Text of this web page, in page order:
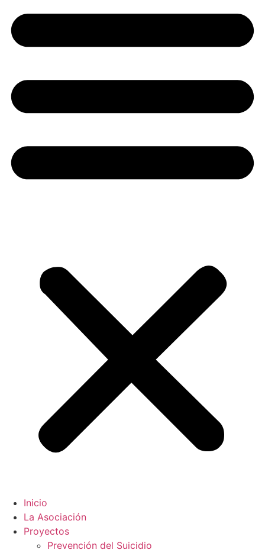
Inicio
La Asociación
Proyectos
Prevención del Suicidio